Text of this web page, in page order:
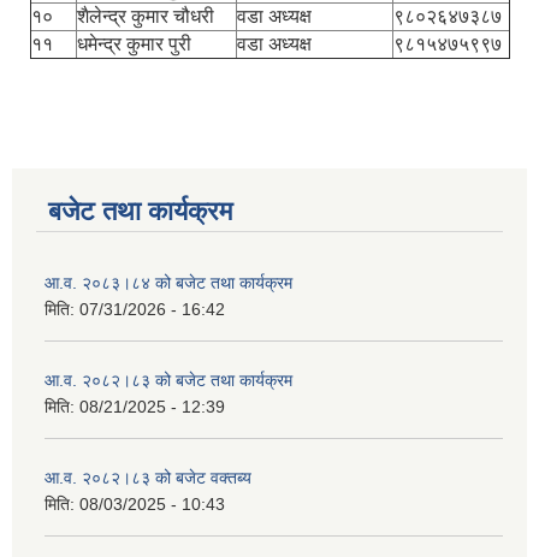
१०
शैलेन्द्र कुमार चौधरी वडा अध्यक्ष
९८०२६४७३८७
११
धमेन्द्र कुमार पुरी वडा अध्यक्ष ९८१५४७५९९७
बजेट तथा कार्यक्रम
आ.व. २०८३।८४ को बजेट तथा कार्यक्रम
मिति: 07/31/2026 - 16:42
आ.व. २०८२।८३ को बजेट तथा कार्यक्रम
मिति: 08/21/2025 - 12:39
आ.व. २०८२।८३ को बजेट वक्तब्य
मिति: 08/03/2025 - 10:43